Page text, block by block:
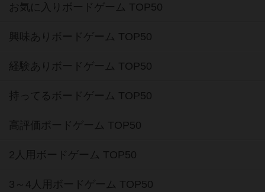
お気に入りボードゲーム TOP50
興味ありボードゲーム TOP50
経験ありボードゲーム TOP50
持ってるボードゲーム TOP50
高評価ボードゲーム TOP50
2人用ボードゲーム TOP50
3～4人用ボードゲーム TOP50